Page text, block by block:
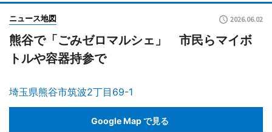
ニュース地図 2026.06.02
熊谷で「ごみゼロマルシェ」 市民らマイボ
トルや容器持参で
埼玉県熊谷市筑波2丁目69-1
Google Map で見る